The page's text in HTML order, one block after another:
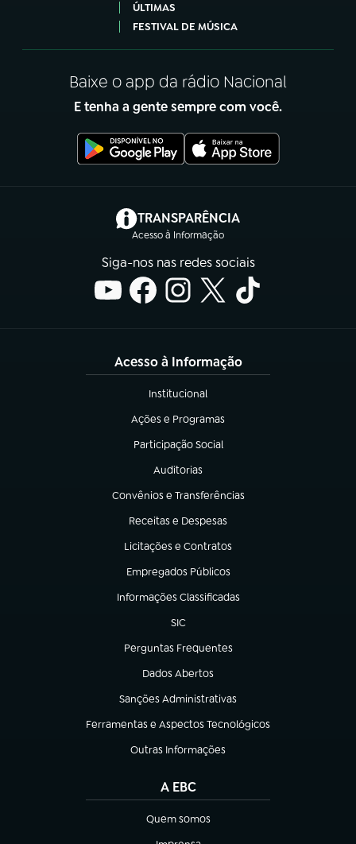
ÚLTIMAS
FESTIVAL DE MÚSICA
Baixe o app da rádio Nacional
E tenha a gente sempre com você.
TRANSPARÊNCIA
Acesso à Informação
(abre em nova aba)
Siga-nos nas redes sociais
Acesso à Informação
Institucional
(abre em nova aba)
Ações e Programas
(abre em nova aba)
Participação Social
(abre em nova aba)
Auditorias
(abre em nova aba)
Convênios e Transferências
(abre em nova aba)
Receitas e Despesas
(abre em nova aba)
Licitações e Contratos
(abre em nova aba)
Empregados Públicos
(abre em nova aba)
Informações Classificadas
(abre em nova aba)
SIC
(abre em nova aba)
Perguntas Frequentes
(abre em nova aba)
Dados Abertos
(abre em nova aba)
Sanções Administrativas
(abre em nova aba)
Ferramentas e Aspectos Tecnológicos
(abre em nova aba)
Outras Informações
(abre em nova aba)
A EBC
Quem somos
(abre em nova aba)